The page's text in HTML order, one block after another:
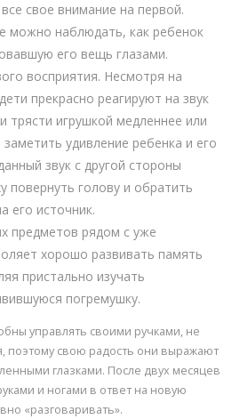
свое внимание на первой.
можно наблюдать, как ребенок
его вещь глазами.
восприятия. Несмотря на
прекрасно реагируют на звук
трясти игрушкой медленнее или
удивление ребенка и его
звук с другой стороны
повернуть голову и обратить
его источник.
предметов рядом с уже
хорошо развивать память
пристально изучать
погремушку.
управлять своими ручками, не
поэтому свою радость они выражают
глазками. После двух месяцев
и ногами в ответ на новую
«разговаривать».